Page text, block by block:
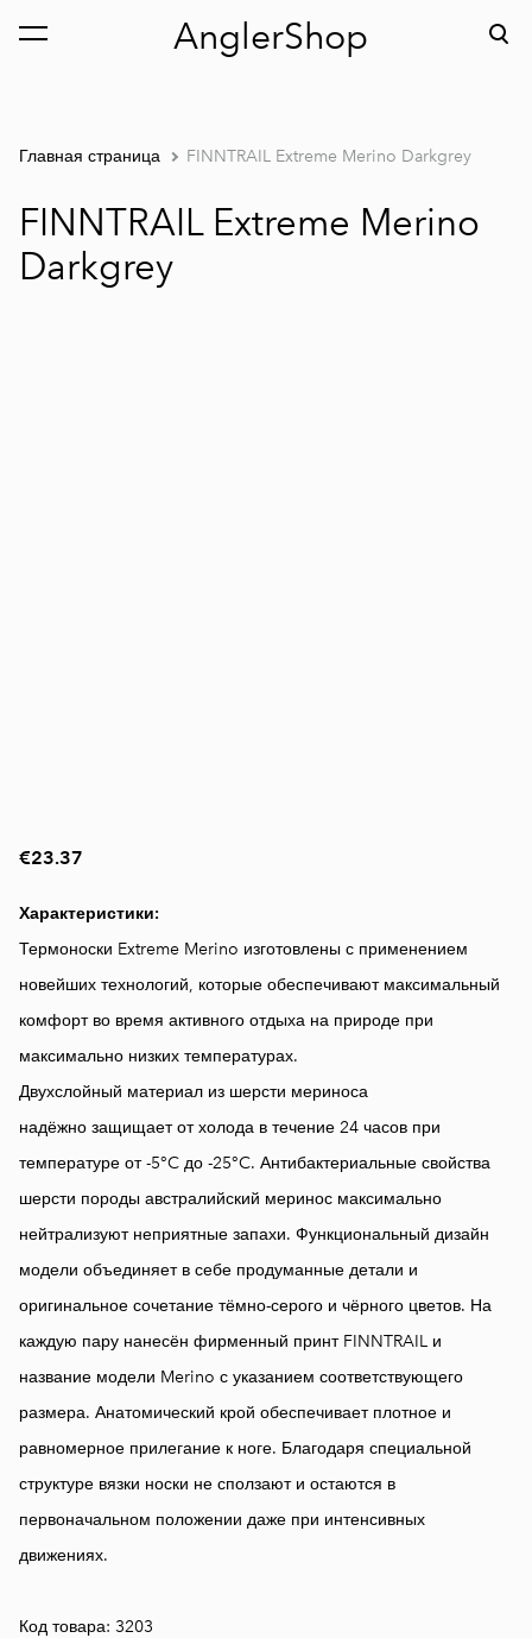
AnglerShop
был добавлен в
Просмотр корзины
Главная страница FINNTRAIL Extreme Merino Darkgrey
FINNTRAIL Extreme Merino
Darkgrey
€23.37
Характеристики:
Термоноски Extreme Merino изготовлены с применением
новейших технологий, которые обеспечивают максимальный
комфорт во время активного отдыха на природе при
максимально низких температурах.
Двухслойный материал из шерсти мериноса
надёжно защищает от холода в течение 24 часов при
температуре от -5°C до -25°C. Антибактериальные свойства
шерсти породы австралийский меринос максимально
нейтрализуют неприятные запахи. Функциональный дизайн
модели объединяет в себе продуманные детали и
оригинальное сочетание тёмно-серого и чёрного цветов. На
каждую пару нанесён фирменный принт FINNTRAIL и
название модели Merino с указанием соответствующего
размера. Анатомический крой обеспечивает плотное и
равномерное прилегание к ноге. Благодаря специальной
структуре вязки носки не сползают и остаются в
первоначальном положении даже при интенсивных
движениях.
Код товара: 3203